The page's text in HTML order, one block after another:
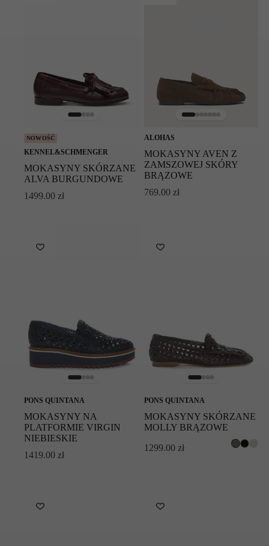
NOWOŚĆ
KENNEL&SCHMENGER
MOKASYNY SKÓRZANE
ALVA BURGUNDOWE
1499.00 zł
ALOHAS
MOKASYNY AVEN Z
ZAMSZOWEJ SKÓRY
BRĄZOWE
769.00 zł
PONS QUINTANA
MOKASYNY NA
PLATFORMIE VIRGIN
NIEBIESKIE
1419.00 zł
PONS QUINTANA
MOKASYNY SKÓRZANE
MOLLY BRĄZOWE
1299.00 zł